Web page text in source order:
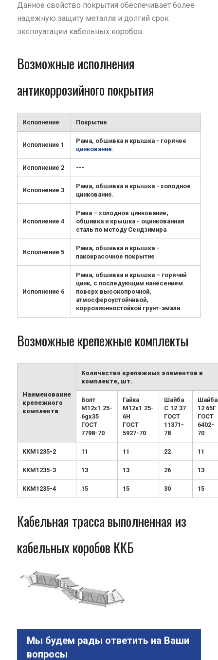
Данное свойство покрытия обеспечивает более
надежную защиту металла и долгий срок
эксплуатации кабельных коробов.
Возможные исполнения
антикоррозийного покрытия
Исполнение Покрытие
Исполнение 1
Рама, обшивка и крышка - горячее
цинкование.
Исполнение 2 ---
Исполнение 3
Рама, обшивка и крышка - холодное
цинкование.
Исполнение 4
Рама – холодное цинкование;
обшивка и крышка - оцинкованная
сталь по методу Сендзимира
Исполнение 5
Рама, обшивка и крышка -
лакокрасочное покрытие
Исполнение 6
Рама, обшивка и крышка – горячий
цинк, с последующим нанесением
поверх высокопрочной,
атмосфероустойчивой,
коррозионностойкой грунт-эмали.
Возможные крепежные комплекты
Наименование
крепежного
комплекта
Количество крепежных элементов в
комплекте, шт.
Болт
М12х1.25-
6gx35
ГОСТ
7798-70
Гайка
М12х1.25-
6H
ГОСТ
5927-70
Шайба
С.12.37
ГОСТ
11371-
78
Шайба
12 65Г
ГОСТ
6402-
70
ККМ1235-2 11 11 22 11
ККМ1235-3 13 13 26 13
ККМ1235-4 15 15 30 15
Кабельная трасса выполненная из
кабельных коробов ККБ
Мы будем рады ответить на Ваши
вопросы